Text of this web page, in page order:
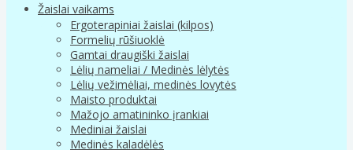
Žaislai vaikams
Ergoterapiniai žaislai (kilpos)
Formelių rūšiuoklė
Gamtai draugiški žaislai
Lėlių nameliai / Medinės lėlytės
Lėlių vežimėliai, medinės lovytės
Maisto produktai
Mažojo amatininko įrankiai
Mediniai žaislai
Medinės kaladėlės